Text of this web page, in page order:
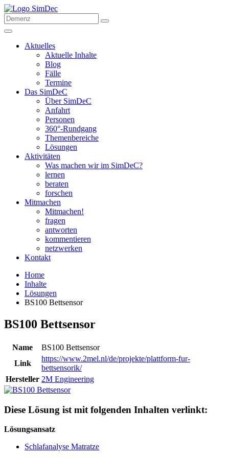
Aktuelles
Aktuelle Inhalte
Blog
Fälle
Termine
Das SimDeC
Über SimDeC
Anfahrt
Personen
360°-Rundgang
Themenbereiche
Lösungen
Aktivitäten
Was machen wir im SimDeC?
lernen
beraten
forschen
Mitmachen
Mitmachen!
fragen
antworten
kommentieren
netzwerken
Kontakt
Home
Inhalte
Lösungen
BS100 Bettsensor
BS100 Bettsensor
Name
BS100 Bettsensor
Link
https://www.2mel.nl/de/projekte/plattform-fur-
bettsensorik/
Hersteller 2M Engineering
Diese Lösung ist mit folgenden Inhalten verlinkt:
Lösungsansatz
Schlafanalyse Matratze